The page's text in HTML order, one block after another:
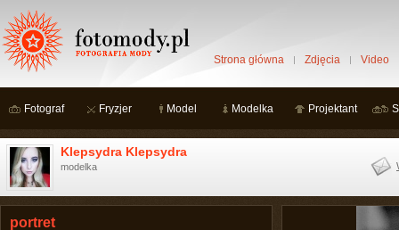
Strona główna Zdjęcia Video
Fotograf Fryzjer Model Modelka Projektant
Klepsydra Klepsydra
modelka
portret